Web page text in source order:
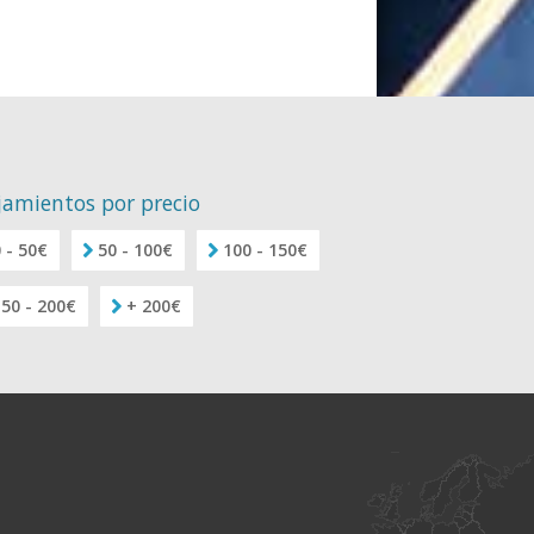
por precio
- 50€ 50 - 100€ 100 - 150€
- 200€ + 200€